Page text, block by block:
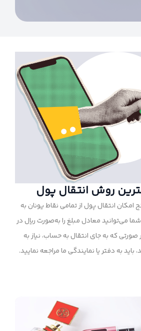
روش انتقال پول
انتقال پول از تمامی نقاط یونان به
می‌توانید معادل مبلغ را به‌صورت ریال در
صورتی که به جای انتقال به حساب، نیاز به
به دفتر یا نمایندگی ما مراجعه نمایید.